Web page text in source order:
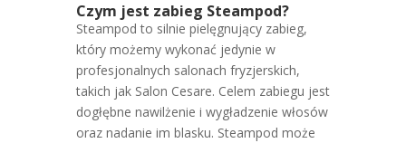
Czym jest zabieg Steampod?
Steampod to silnie pielęgnujący zabieg,
który możemy wykonać jedynie w
profesjonalnych salonach fryzjerskich,
takich jak Salon Cesare. Celem zabiegu jest
dogłębne nawilżenie i wygładzenie włosów
oraz nadanie im blasku. Steampod może